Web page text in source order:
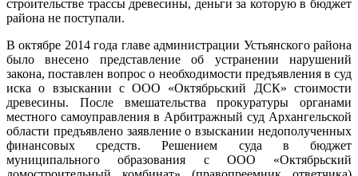
строительстве трассы древесины, деньги за которую в бюджет
района не поступали.
В октябре 2014 года главе администрации Устьянского района
было внесено представление об устранении нарушений
закона, поставлен вопрос о необходимости предъявления в суд
иска о взыскании с ООО «Октябрьский ДСК» стоимости
древесины. После вмешательства прокуратуры органами
местного самоуправления в Арбитражный суд Архангельской
области предъявлено заявление о взыскании недополученных
финансовых средств. Решением суда в бюджет
муниципального образования с ООО «Октябрьский